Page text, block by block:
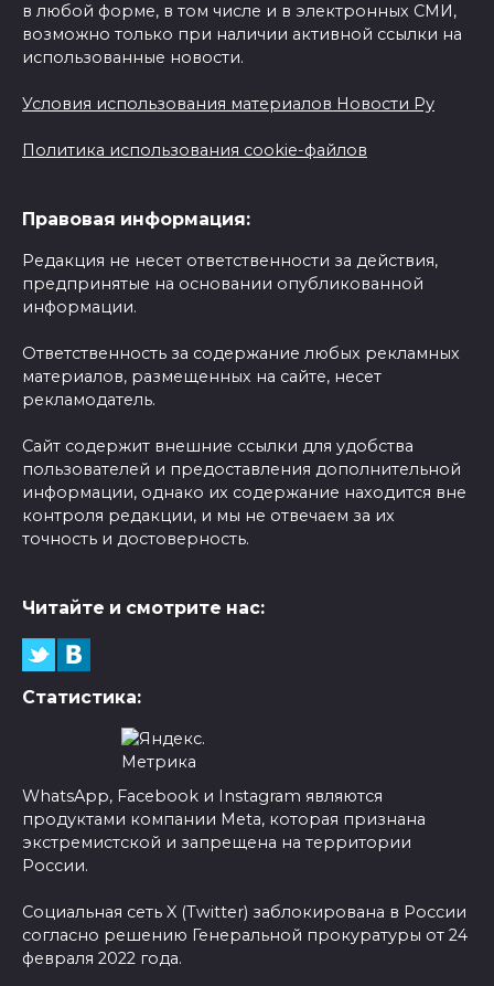
в любой форме, в том числе и в электронных СМИ,
возможно только при наличии активной ссылки на
использованные новости.
Условия использования материалов Новости Ру
Политика использования cookie-файлов
Правовая информация:
Редакция не несет ответственности за действия,
предпринятые на основании опубликованной
информации.
Ответственность за содержание любых рекламных
материалов, размещенных на сайте, несет
рекламодатель.
Сайт содержит внешние ссылки для удобства
пользователей и предоставления дополнительной
информации, однако их содержание находится вне
контроля редакции, и мы не отвечаем за их
точность и достоверность.
Читайте и смотрите нас:
Статистика:
WhatsApp, Facebook и Instagram являются
продуктами компании Meta, которая признана
экстремистской и запрещена на территории
России.
Социальная сеть X (Twitter) заблокирована в России
согласно решению Генеральной прокуратуры от 24
февраля 2022 года.